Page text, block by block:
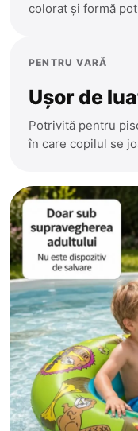
colorat și formă
PENTRU VARĂ
Ușor de
Potrivită pentru
în care copilul se